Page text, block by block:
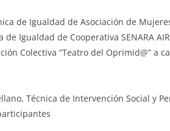
de Igualdad de Asociación de
Igualdad de Cooperativa SENARA
Colectiva “Teatro del Oprimid@” a
Técnica de Intervención Social y